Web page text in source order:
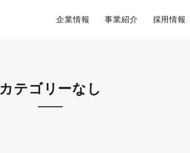
企業情報 事業紹介 採用情報
カテゴリーなし